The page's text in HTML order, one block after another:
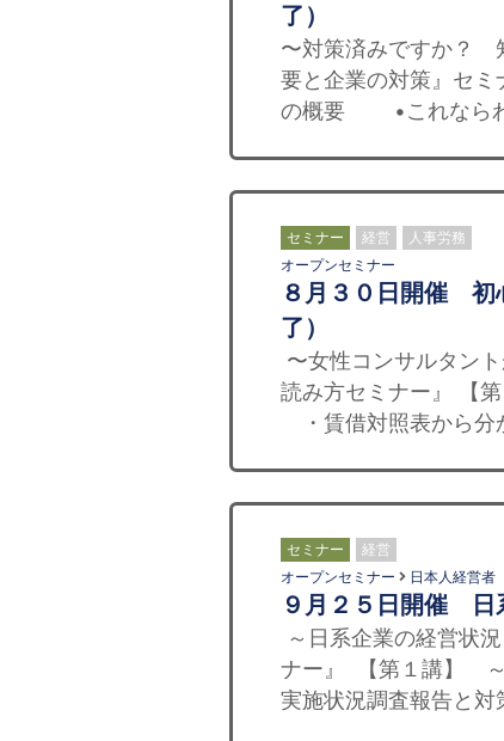
了）
〜対策済みですか？
要と企業の対策』セ
の概要 •これなら
セミナー 経営 人事労務
オープンセミナー
８月３０日開催 初
了）
〜女性コンサルタン
読み方セミナー』 【
・賃借対照表から分
セミナー 経営
オープンセミナー 日本人経営者
９月２５日開催 日
～日系企業の経営状
ナー』 【第１講】 ～
実施状況調査報告と